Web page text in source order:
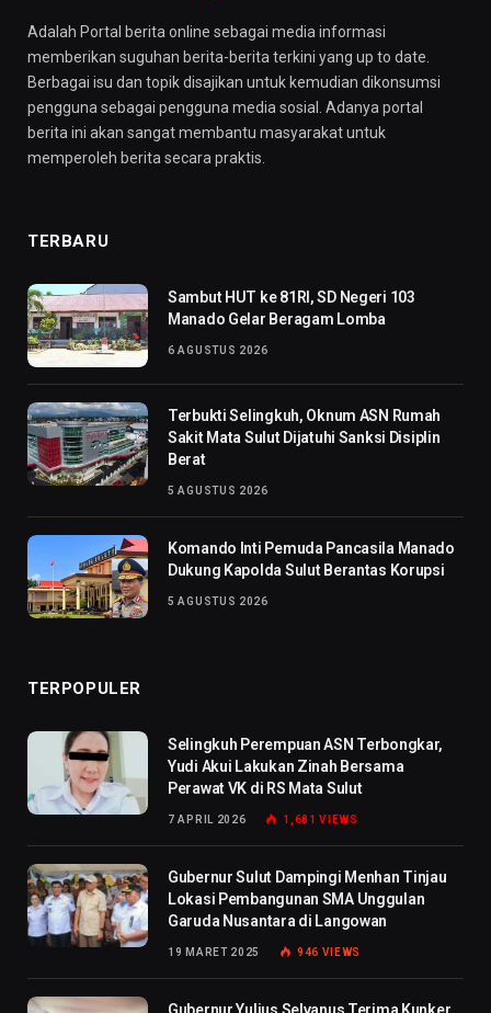
Adalah Portal berita online sebagai media informasi
memberikan suguhan berita-berita terkini yang up to date.
Berbagai isu dan topik disajikan untuk kemudian dikonsumsi
pengguna sebagai pengguna media sosial. Adanya portal
berita ini akan sangat membantu masyarakat untuk
memperoleh berita secara praktis.
TERBARU
Sambut HUT ke 81RI, SD Negeri 103
Manado Gelar Beragam Lomba
6 AGUSTUS 2026
Terbukti Selingkuh, Oknum ASN Rumah
Sakit Mata Sulut Dijatuhi Sanksi Disiplin
Berat
5 AGUSTUS 2026
Komando Inti Pemuda Pancasila Manado
Dukung Kapolda Sulut Berantas Korupsi
5 AGUSTUS 2026
TERPOPULER
Selingkuh Perempuan ASN Terbongkar,
Yudi Akui Lakukan Zinah Bersama
Perawat VK di RS Mata Sulut
7 APRIL 2026 1,681VIEWS
Gubernur Sulut Dampingi Menhan Tinjau
Lokasi Pembangunan SMA Unggulan
Garuda Nusantara di Langowan
19 MARET 2025 946 VIEWS